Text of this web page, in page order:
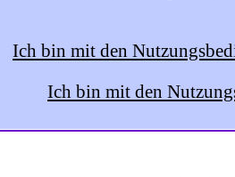
Ich bin mit den
Ich bin mit den